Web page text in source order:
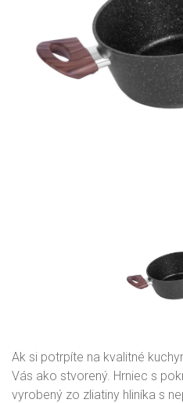
Ak si potrpíte na kvalitné
Vás ako stvorený. Hrniec s
vyrobený zo zliatiny hliníka s